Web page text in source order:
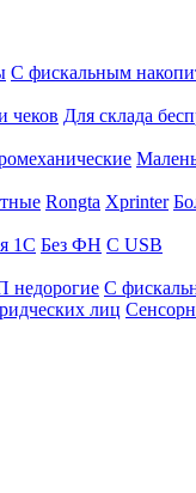
С фискальным
чеков Для склада
Rongta Xprinter
1С Без ФН С USB
недорогие С
лиц